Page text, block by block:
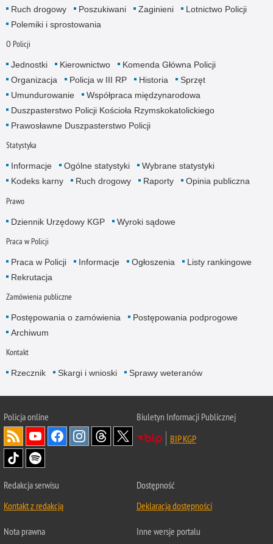
Ruch drogowy
Poszukiwani Zaginieni
Lotnictwo Policji
Polemiki i sprostowania
O Policji
Jednostki Kierownictwo
Komenda Główna Policji
Organizacja
Policja w III RP Historia
Sprzęt
Umundurowanie
Współpraca międzynarodowa
Duszpasterstwo Policji Kościoła Rzymskokatolickiego
Prawosławne Duszpasterstwo Policji
Statystyka
Informacje Ogólne statystyki
Wybrane statystyki
Kodeks karny
Ruch drogowy Raporty Opinia publiczna
Prawo
Dziennik Urzędowy KGP Wyroki sądowe
Praca w Policji
Praca w Policji Informacje Ogłoszenia
Listy rankingowe
Rekrutacja
Zamówienia publiczne
Postępowania o zamówienia
Postępowania podprogowe
Archiwum
Kontakt
Rzecznik Skargi i wnioski Sprawy weteranów
Policjaonline
Biuletyn Informacji Publicznej
BIP KGP
Redakcja serwisu
Kontakt z redakcją
Dostępność
Deklaracja dostępności
Nota prawna
Inne wersje portalu